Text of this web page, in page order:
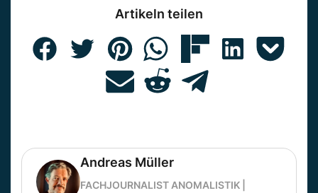
Artikeln teilen
Andreas Müller
FACHJOURNALIST ANOMALISTIK |